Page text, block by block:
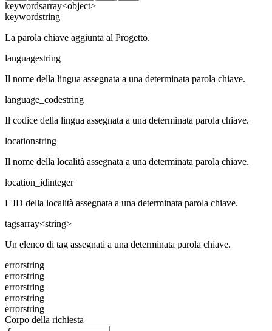
keywordsarray<object>
keywordstring
La parola chiave aggiunta al Progetto.
languagestring
Il nome della lingua assegnata a una determinata parola chiave.
language_codestring
Il codice della lingua assegnata a una determinata parola chiave.
locationstring
Il nome della località assegnata a una determinata parola chiave.
location_idinteger
L'ID della località assegnata a una determinata parola chiave.
tagsarray<string>
Un elenco di tag assegnati a una determinata parola chiave.
errorstring
errorstring
errorstring
errorstring
errorstring
Corpo della richiesta